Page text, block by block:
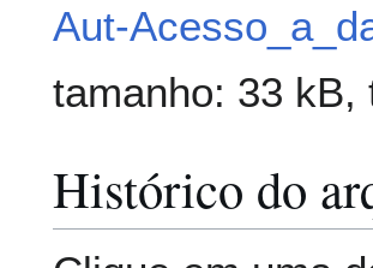
Aut-
tamanho: 33
Histórico do